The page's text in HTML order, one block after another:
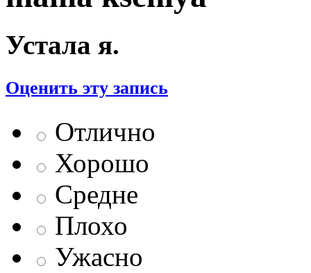
Устала я.
Оценить эту запись
Отлично
Хорошо
Средне
Плохо
Ужасно